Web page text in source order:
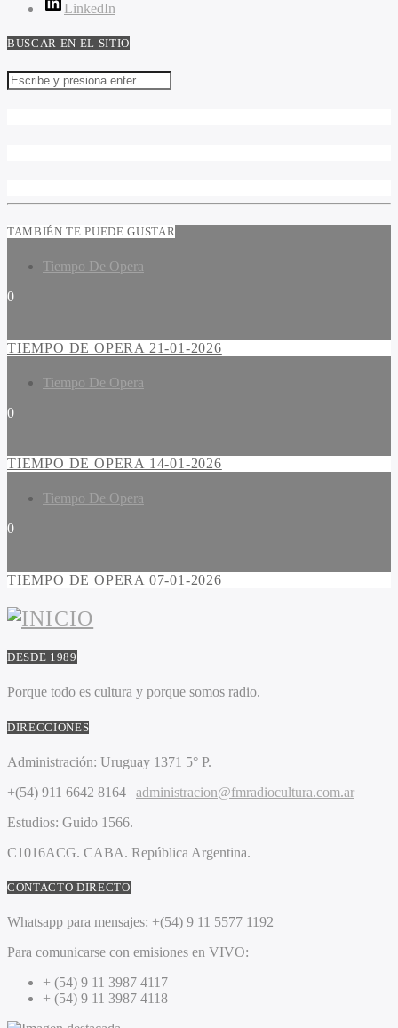
LinkedIn
BUSCAR EN EL SITIO
TAMBIÉN TE PUEDE GUSTAR
Tiempo De Opera
0
TIEMPO DE OPERA 21-01-2026
Tiempo De Opera
0
TIEMPO DE OPERA 14-01-2026
Tiempo De Opera
0
TIEMPO DE OPERA 07-01-2026
DESDE 1989
Porque todo es cultura y porque somos radio.
DIRECCIONES
Administración: Uruguay 1371 5° P.
+(54) 911 6642 8164 | administracion@fmradiocultura.com.ar
Estudios: Guido 1566.
C1016ACG. CABA. República Argentina.
CONTACTO DIRECTO
Whatsapp para mensajes: +(54) 9 11 5577 1192
Para comunicarse con emisiones en VIVO:
+ (54) 9 11 3987 4117
+ (54) 9 11 3987 4118